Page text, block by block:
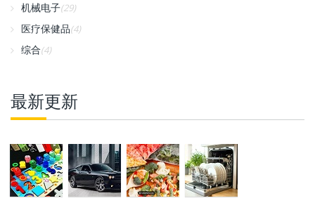
机械电子(29)
医疗保健品(4)
综合(4)
最新更新